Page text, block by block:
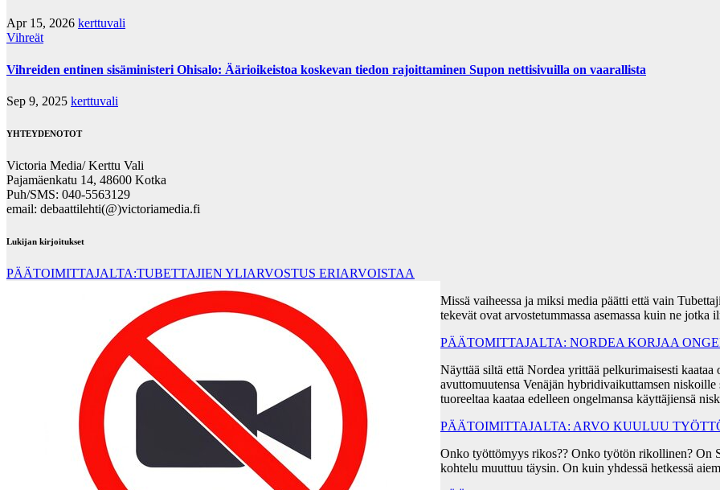
Apr 15, 2026 kerttuvali
Vihreät
Vihreiden entinen sisäministeri Ohisalo: Äärioikeistoa koskevan tiedon rajoittaminen Supon nettisivuilla on vaarallista
Sep 9, 2025 kerttuvali
YHTEYDENOTOT
Victoria Media/ Kerttu Vali
Pajamäenkatu 14, 48600 Kotka
Puh/SMS: 040-5563129
email: debaattilehti(@)victoriamedia.fi
Lukijan kirjoitukset
PÄÄTOIMITTAJALTA:TUBETTAJIEN YLIARVOSTUS ERIARVOISTAA
Missä vaiheessa ja miksi media päätti että vain
tekevät ovat arvostetummassa asemassa kuin ne
PÄÄTOMITTAJALTA: NORDEA KORJAA
Näyttää siltä että Nordea yrittää pelkurimaisesti
avuttomuutensa Venäjän hybridivaikuttamsen
tuoreeltaa kaataa edelleen ongelmansa käyttäjiensä
PÄÄTOIMITTAJALTA: ARVO KUULUU
Onko työttömyys rikos?? Onko työtön rikollinen? On
kohtelu muuttuu täysin. On kuin yhdessä hetkessä